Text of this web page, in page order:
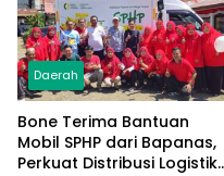
Daerah
Bone Terima Bantuan
Mobil SPHP dari Bapanas,
Perkuat Distribusi Logistik